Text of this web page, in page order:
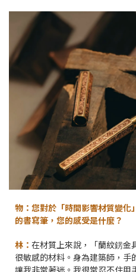
物：您對於「時間影響材質變化
的書寫筆，您的感受是什麼？
林： 在材質上來說，「蘭紋錺金
很敏感的材料。身為建築師，手
讓我非常著迷。我很常忍不住用